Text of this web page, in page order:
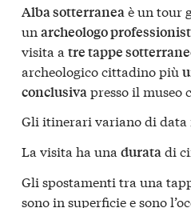
Alba sotterraneaè un tour
un archeologo
visita a tre tappe
archeologico cittadino più
conclusivapresso il museo
Gli itinerari variano di data
La visita ha una duratadi
Gli spostamenti tra una
sono in superficie e sono